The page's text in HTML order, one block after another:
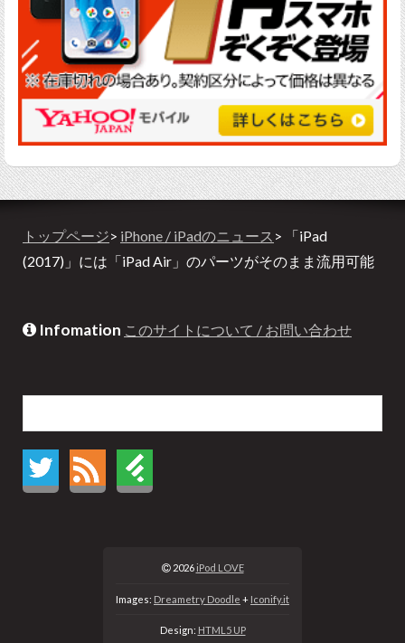
トップページ> iPhone / iPadのニュース > 「iPad
(2017)」には「iPad Air」のパーツがそのまま流用可能
Infomation このサイトについて / お問い合わせ
2026iPod LOVE
Images: Dreametry Doodle + Iconify.it
Design: HTML5 UP